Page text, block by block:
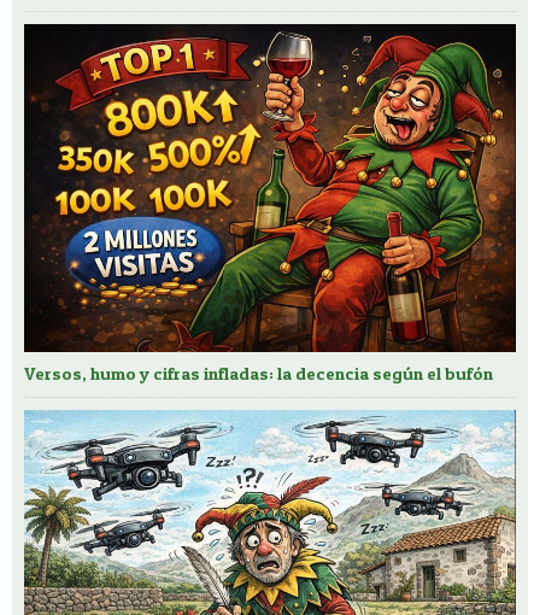
Versos, humo y cifras infladas: la decencia según el bufón